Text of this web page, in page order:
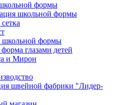
формы
школьной формы
школьной формы
глазами детей
и Мирон
швейной фабрики "Лидер-